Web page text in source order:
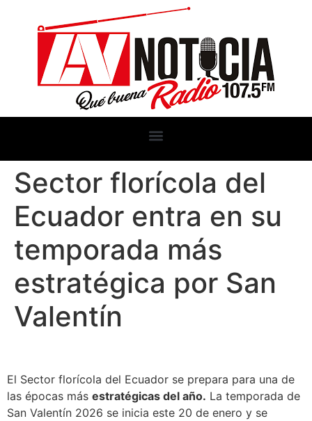
Sector florícola del
Ecuador entra en su
temporada más
estratégica por San
Valentín
El Sector florícola del Ecuador se prepara para una de
las épocas más estratégicas del año. La temporada de
San Valentín 2026 se inicia este 20 de enero y se